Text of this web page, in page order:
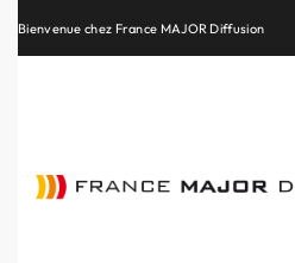
Retrouvez les plus belles marques de la HiFi,